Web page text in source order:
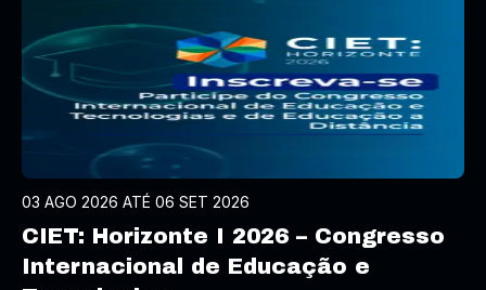
03 AGO 2026 ATÉ 06 SET 2026
CIET: Horizonte I 2026 – Congresso
Internacional de Educação e